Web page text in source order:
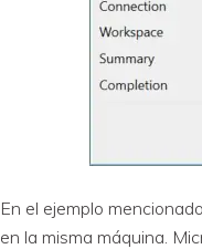
En el ejemplo
en la misma máquina.